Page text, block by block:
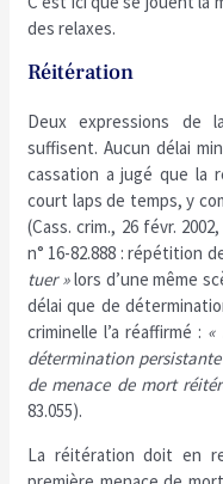
des relaxes.
Réitération
Deux expressions de
suffisent. Aucun délai
cassation a jugé que la
court laps de temps, y
(Cass. crim., 26 févr.
n° 16-82.888 : répétition
tuer »lors d’une même
délai que de
criminelle l’a réaffirmé : «
détermination
de menace de mort
83.055).
La réitération doit en